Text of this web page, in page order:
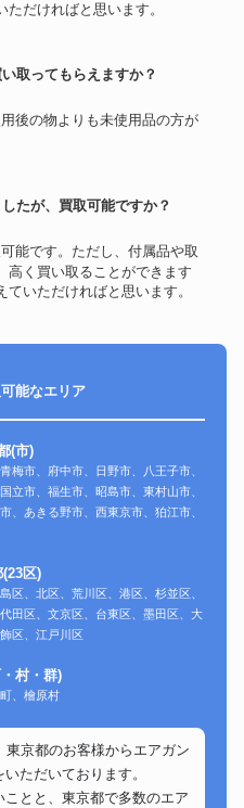
だければと思います。
い取ってもらえますか？
したが、買取可能ですか？
高く買い取ることができます
いただければと思います。
能なエリア
(市)
梅市、府中市、日野市、八王子市、
立市、福生市、昭島市、東村山市、
、あきる野市、西東京市、狛江市、
区)
区、北区、荒川区、港区、杉並区、
田区、文京区、台東区、墨田区、大
区、江戸川区
村・群)
、檜原村
京都のお客様からエアガン
ただいております。
とと、東京都で多数のエア